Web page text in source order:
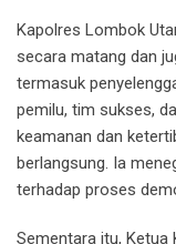
Kapolres Lombok
secara matang dan
termasuk
pemilu, tim sukses,
keamanan dan
berlangsung. Ia
terhadap proses
Sementara itu, Ketua